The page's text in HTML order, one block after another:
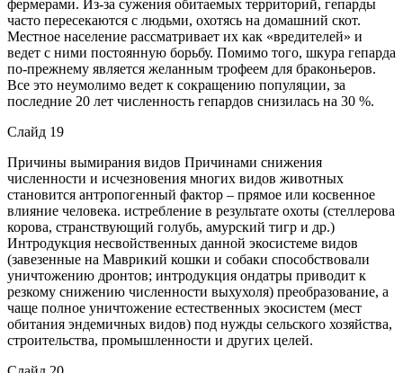
фермерами. Из-за сужения обитаемых территорий, гепарды
часто пересекаются с людьми, охотясь на домашний скот.
Местное население рассматривает их как «вредителей» и
ведет с ними постоянную борьбу. Помимо того, шкура гепарда
по-прежнему является желанным трофеем для браконьеров.
Все это неумолимо ведет к сокращению популяции, за
последние 20 лет численность гепардов снизилась на 30 %.
Слайд 19
Причины вымирания видов Причинами снижения
численности и исчезновения многих видов животных
становится антропогенный фактор – прямое или косвенное
влияние человека. истребление в результате охоты (стеллерова
корова, странствующий голубь, амурский тигр и др.)
Интродукция несвойственных данной экосистеме видов
(завезенные на Маврикий кошки и собаки способствовали
уничтожению дронтов; интродукция ондатры приводит к
резкому снижению численности выхухоля) преобразование, а
чаще полное уничтожение естественных экосистем (мест
обитания эндемичных видов) под нужды сельского хозяйства,
строительства, промышленности и других целей.